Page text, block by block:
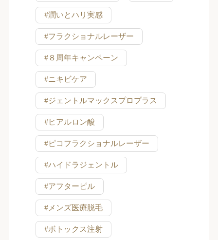
#潤いとハリ実感
#フラクショナルレーザー
#８周年キャンペーン
#ニキビケア
#ジェントルマックスプロプラス
#ヒアルロン酸
#ピコフラクショナルレーザー
#ハイドラジェントル
#アフターピル
#メンズ医療脱毛
#ボトックス注射